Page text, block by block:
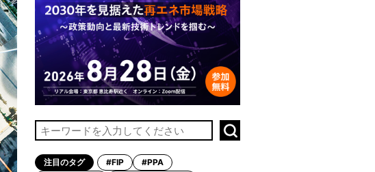
注目のタグ #FIP
#PPA